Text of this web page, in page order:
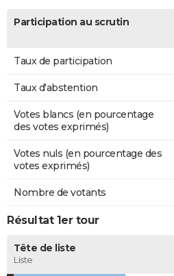
Participation au scrutin
Taux de participation
Taux d'abstention
Votes blancs (en pourcentage
des votes exprimés)
Votes nuls (en pourcentage des
votes exprimés)
Nombre de votants
Résultat 1er tour
Tête de liste
Liste